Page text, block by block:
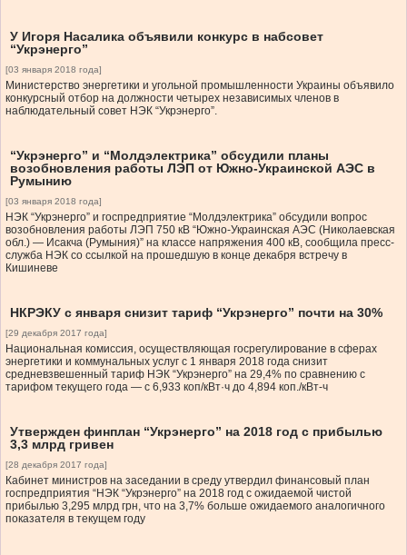
У Игоря Насалика объявили конкурс в набсовет
“Укрэнерго”
[03 января 2018 года]
Министерство энергетики и угольной промышленности Украины объявило
конкурсный отбор на должности четырех независимых членов в
наблюдательный совет НЭК “Укрэнерго”.
“Укрэнерго” и “Молдэлектрика” обсудили планы
возобновления работы ЛЭП от Южно-Украинской АЭС в
Румынию
[03 января 2018 года]
НЭК “Укрэнерго” и госпредприятие “Молдэлектрика” обсудили вопрос
возобновления работы ЛЭП 750 кВ “Южно-Украинская АЭС (Николаевская
обл.) — Исакча (Румыния)” на классе напряжения 400 кВ, сообщила пресс-
служба НЭК со ссылкой на прошедшую в конце декабря встречу в
Кишиневе
НКРЭКУ с января снизит тариф “Укрэнерго” почти на 30%
[29 декабря 2017 года]
Национальная комиссия, осуществляющая госрегулирование в сферах
энергетики и коммунальных услуг с 1 января 2018 года снизит
средневзвешенный тариф НЭК “Укрэнерго” на 29,4% по сравнению с
тарифом текущего года — с 6,933 коп/кВт·ч до 4,894 коп./кВт-ч
Утвержден финплан “Укрэнерго” на 2018 год с прибылью
3,3 млрд гривен
[28 декабря 2017 года]
Кабинет министров на заседании в среду утвердил финансовый план
госпредприятия “НЭК “Укрэнерго” на 2018 год с ожидаемой чистой
прибылью 3,295 млрд грн, что на 3,7% больше ожидаемого аналогичного
показателя в текущем году